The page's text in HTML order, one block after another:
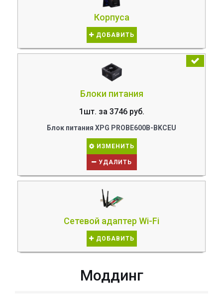
Корпуса
ДОБАВИТЬ
Блоки питания
1шт. за 3746 руб.
Блок питания XPG PROBE600B-BKCEU
ИЗМЕНИТЬ
УДАЛИТЬ
Сетевой адаптер Wi-Fi
ДОБАВИТЬ
Моддинг